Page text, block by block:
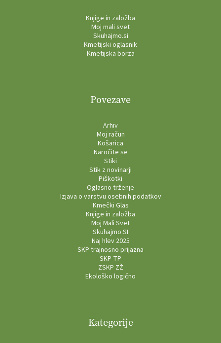
Knjige in založba
Moj mali svet
Skuhajmo.si
Kmetijski oglasnik
Kmetijska borza
Povezave
Arhiv
Moj račun
Košarica
Naročite se
Stiki
Stik z novinarji
Piškotki
Oglasno trženje
Izjava o varstvu osebnih podatkov
Kmečki Glas
Knjige in založba
Moj Mali Svet
Skuhajmo.SI
Naj hlev 2025
SKP trajnosno prijazna
SKP TP
ZSKP ZŽ
Ekološko logično
Kategorije